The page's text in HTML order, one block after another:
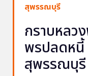
สุพรรณบุรี
กราบหลว
พรปลดหนี้
สุพรรณบุรี